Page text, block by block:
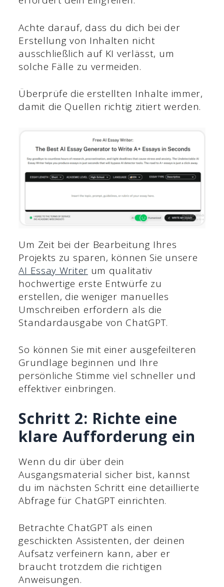
Achte darauf, dass du dich bei der
Erstellung von Inhalten nicht
ausschließlich auf KI verlässt, um
solche Fälle zu vermeiden.
Überprüfe die erstellten Inhalte immer,
damit die Quellen richtig zitiert werden.
Um Zeit bei der Bearbeitung Ihres
Projekts zu sparen, können Sie unsere
AI Essay Writer um qualitativ
hochwertige erste Entwürfe zu
erstellen, die weniger manuelles
Umschreiben erfordern als die
Standardausgabe von ChatGPT.
So können Sie mit einer ausgefeilteren
Grundlage beginnen und Ihre
persönliche Stimme viel schneller und
effektiver einbringen.
Schritt 2: Richte eine
klare Aufforderung ein
Wenn du dir über dein
Ausgangsmaterial sicher bist, kannst
du im nächsten Schritt eine detaillierte
Abfrage für ChatGPT einrichten.
Betrachte ChatGPT als einen
geschickten Assistenten, der deinen
Aufsatz verfeinern kann, aber er
braucht trotzdem die richtigen
Anweisungen.